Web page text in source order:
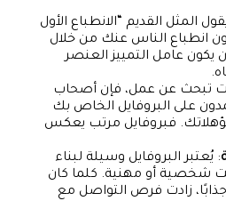
المثل القديم “الانطباع الأول
انطباع الناس عنك من خلال
يكون عامل التمييز العنصر
تبحث عن عمل، فإن أصحاب
على البروفايل الخاص بك
فبروفايل مرتب يعكس
: يُعتبر البروفايل وسيلة لبناء
شخصية أو مهنية. كلما كان
زادت فرص التواصل مع